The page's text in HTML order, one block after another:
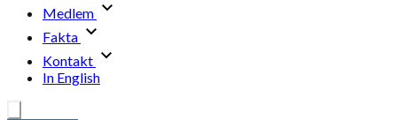
Medlem
Fakta
Kontakt
In English